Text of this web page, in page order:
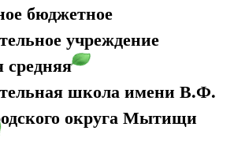
бюджетное
учреждение
школа имени В.Ф.
округа Мытищи